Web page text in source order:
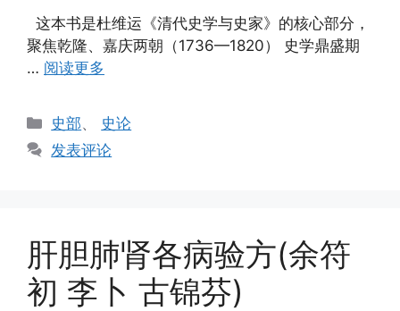
这本书是杜维运《清代史学与史家》的核心部分，
聚焦乾隆、嘉庆两朝（1736—1820） 史学鼎盛期
… 阅读更多
分
类
史部、 史论
发表评论
肝胆肺肾各病验方(余符
初 李卜 古锦芬)